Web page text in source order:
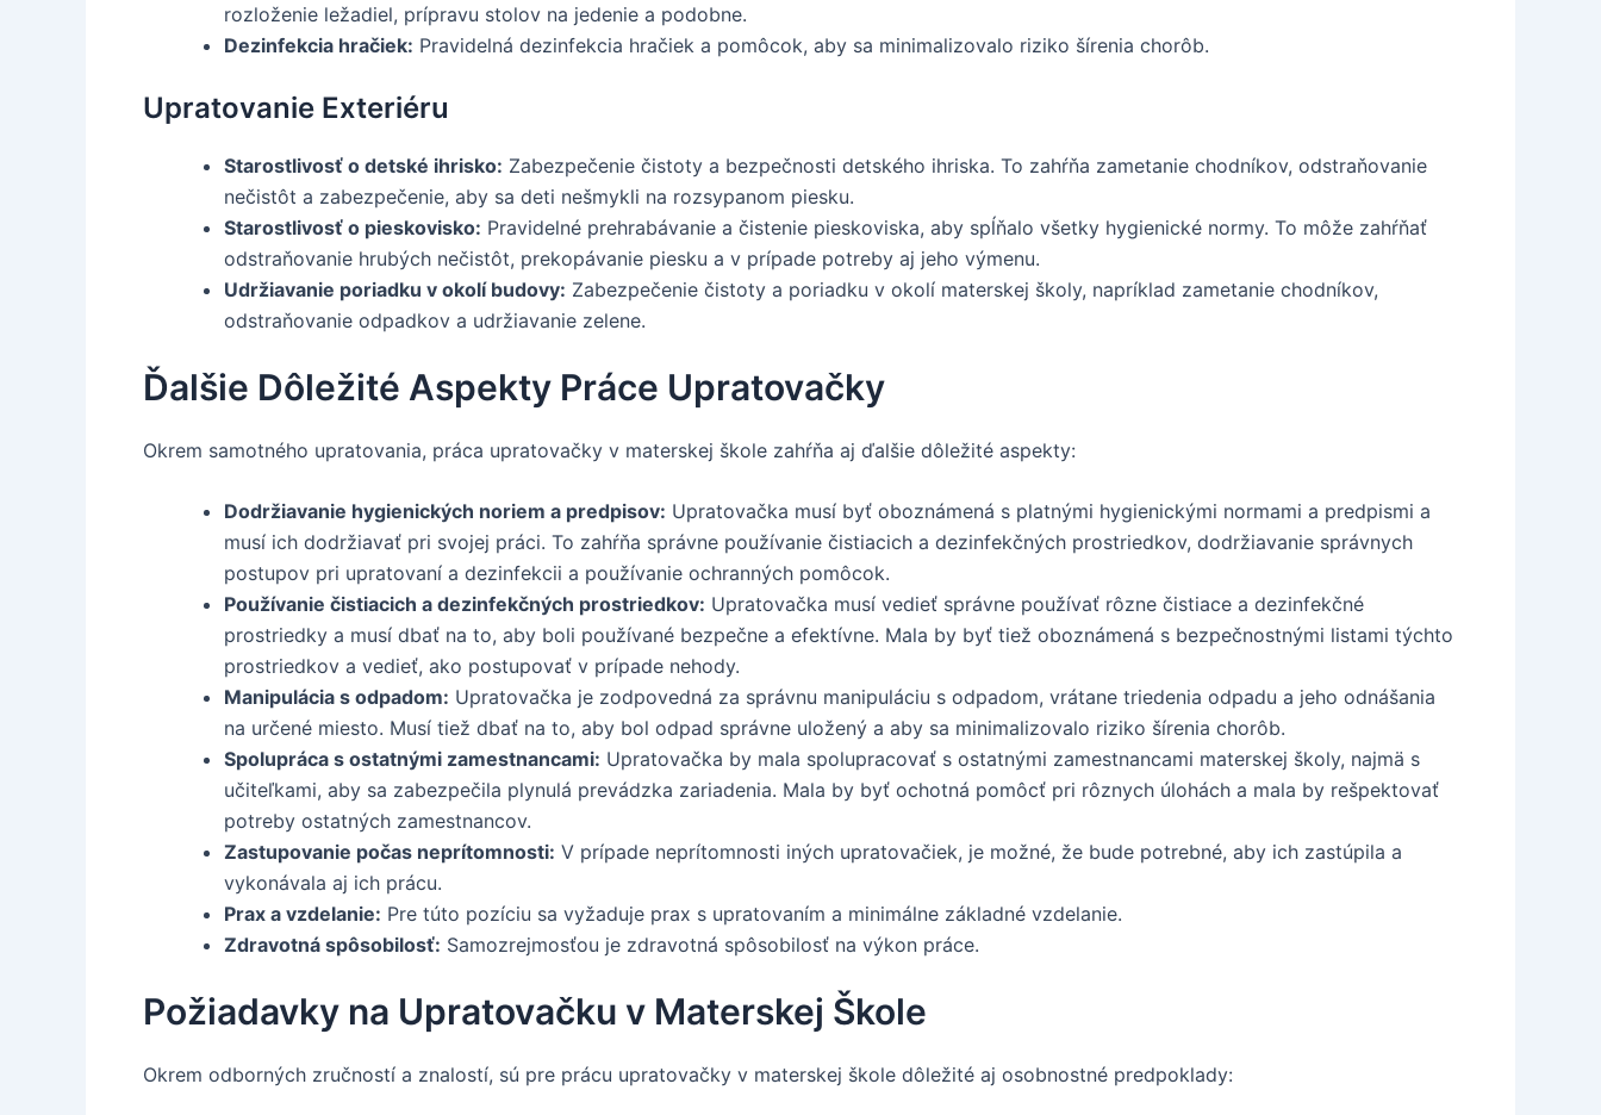
rozloženie ležadiel, prípravu stolov na jedenie a podobne.
Dezinfekcia hračiek: Pravidelná dezinfekcia hračiek a pomôcok, aby sa minimalizovalo riziko šírenia chorôb.
Upratovanie Exteriéru
Starostlivosť o detské ihrisko: Zabezpečenie čistoty a bezpečnosti detského ihriska. To zahŕňa zametanie chodníkov, odstraňovanie
nečistôt a zabezpečenie, aby sa deti nešmykli na rozsypanom piesku.
Starostlivosť o pieskovisko: Pravidelné prehrabávanie a čistenie pieskoviska, aby spĺňalo všetky hygienické normy. To môže zahŕňať
odstraňovanie hrubých nečistôt, prekopávanie piesku a v prípade potreby aj jeho výmenu.
Udržiavanie poriadku v okolí budovy: Zabezpečenie čistoty a poriadku v okolí materskej školy, napríklad zametanie chodníkov,
odstraňovanie odpadkov a udržiavanie zelene.
Ďalšie Dôležité Aspekty Práce Upratovačky
Okrem samotného upratovania, práca upratovačky v materskej škole zahŕňa aj ďalšie dôležité aspekty:
Dodržiavanie hygienických noriem a predpisov: Upratovačka musí byť oboznámená s platnými hygienickými normami a predpismi a
musí ich dodržiavať pri svojej práci. To zahŕňa správne používanie čistiacich a dezinfekčných prostriedkov, dodržiavanie správnych
postupov pri upratovaní a dezinfekcii a používanie ochranných pomôcok.
Používanie čistiacich a dezinfekčných prostriedkov: Upratovačka musí vedieť správne používať rôzne čistiace a dezinfekčné
prostriedky a musí dbať na to, aby boli používané bezpečne a efektívne. Mala by byť tiež oboznámená s bezpečnostnými listami týchto
prostriedkov a vedieť, ako postupovať v prípade nehody.
Manipulácia s odpadom: Upratovačka je zodpovedná za správnu manipuláciu s odpadom, vrátane triedenia odpadu a jeho odnášania
na určené miesto. Musí tiež dbať na to, aby bol odpad správne uložený a aby sa minimalizovalo riziko šírenia chorôb.
Spolupráca s ostatnými zamestnancami: Upratovačka by mala spolupracovať s ostatnými zamestnancami materskej školy, najmä s
učiteľkami, aby sa zabezpečila plynulá prevádzka zariadenia. Mala by byť ochotná pomôcť pri rôznych úlohách a mala by rešpektovať
potreby ostatných zamestnancov.
Zastupovanie počas neprítomnosti: V prípade neprítomnosti iných upratovačiek, je možné, že bude potrebné, aby ich zastúpila a
vykonávala aj ich prácu.
Prax a vzdelanie: Pre túto pozíciu sa vyžaduje prax s upratovaním a minimálne základné vzdelanie.
Zdravotná spôsobilosť: Samozrejmosťou je zdravotná spôsobilosť na výkon práce.
Požiadavky na Upratovačku v Materskej Škole
Okrem odborných zručností a znalostí, sú pre prácu upratovačky v materskej škole dôležité aj osobnostné predpoklady: